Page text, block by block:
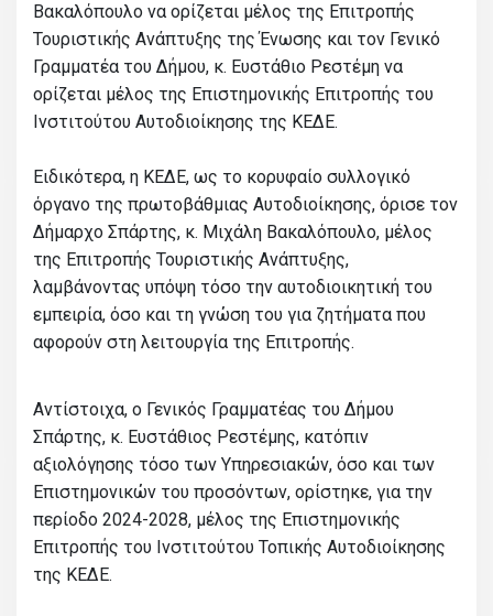
Βακαλόπουλο να ορίζεται μέλος της Επιτροπής
Τουριστικής Ανάπτυξης της Ένωσης και τον Γενικό
Γραμματέα του Δήμου, κ. Ευστάθιο Ρεστέμη να
ορίζεται μέλος της Επιστημονικής Επιτροπής του
Ινστιτούτου Αυτοδιοίκησης της ΚΕΔΕ.
Ειδικότερα, η ΚΕΔΕ, ως το κορυφαίο συλλογικό
όργανο της πρωτοβάθμιας Αυτοδιοίκησης, όρισε τον
Δήμαρχο Σπάρτης, κ. Μιχάλη Βακαλόπουλο, μέλος
της Επιτροπής Τουριστικής Ανάπτυξης,
λαμβάνοντας υπόψη τόσο την αυτοδιοικητική του
εμπειρία, όσο και τη γνώση του για ζητήματα που
αφορούν στη λειτουργία της Επιτροπής.
Αντίστοιχα, ο Γενικός Γραμματέας του Δήμου
Σπάρτης, κ. Ευστάθιος Ρεστέμης, κατόπιν
αξιολόγησης τόσο των Υπηρεσιακών, όσο και των
Επιστημονικών του προσόντων, ορίστηκε, για την
περίοδο 2024-2028, μέλος της Επιστημονικής
Επιτροπής του Ινστιτούτου Τοπικής Αυτοδιοίκησης
της ΚΕΔΕ.